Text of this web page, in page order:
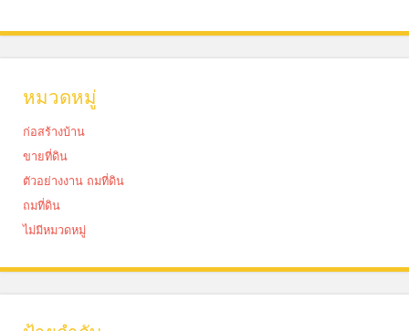
หมวดหมู่
ก่อสร้างบ้าน
ขายที่ดิน
ตัวอย่างงาน ถมที่ดิน
ถมที่ดิน
ไม่มีหมวดหมู่